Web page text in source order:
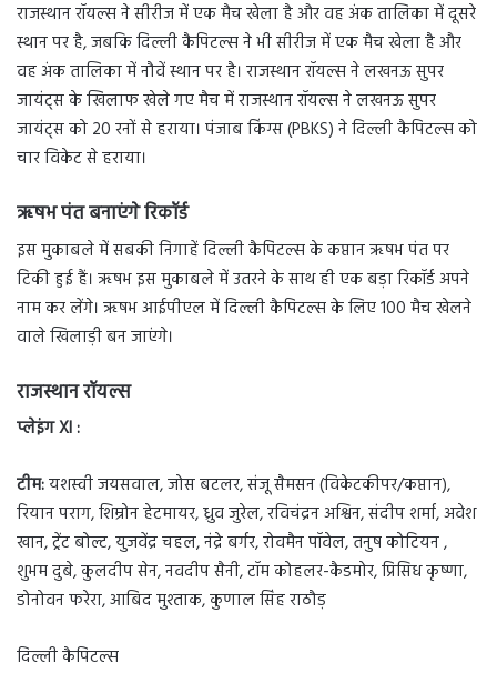
राजस्थान रॉयल्स ने सीरीज में एक मैच खेला है और वह अंक तालिका में दूसरे
स्थान पर है, जबकि दिल्ली कैपिटल्स ने भी सीरीज में एक मैच खेला है और
वह अंक तालिका में नौवें स्थान पर है। राजस्थान रॉयल्स ने लखनऊ सुपर
जायंट्स के खिलाफ खेले गए मैच में राजस्थान रॉयल्स ने लखनऊ सुपर
जायंट्स को 20 रनों से हराया। पंजाब किंग्स (PBKS) ने दिल्ली कैपिटल्स को
चार विकेट से हराया।
ऋषभ पंत बनाएंगे रिकॉर्ड
इस मुकाबले में सबकी निगाहें दिल्ली कैपिटल्स के कप्तान ऋषभ पंत पर
टिकी हुई हैं। ऋषभ इस मुकाबले में उतरने के साथ ही एक बड़ा रिकॉर्ड अपने
नाम कर लेंगे। ऋषभ आईपीएल में दिल्ली कैपिटल्स के लिए 100 मैच खेलने
वाले खिलाड़ी बन जाएंगे।
राजस्थान रॉयल्स
प्लेइंग XI :
टीम:यशस्वी जयसवाल, जोस बटलर, संजू सैमसन (विकेटकीपर/कप्तान),
रियान पराग, शिम्रोन हेटमायर, ध्रुव जुरेल, रविचंद्रन अश्विन, संदीप शर्मा, अवेश
खान, ट्रेंट बोल्ट, युजवेंद्र चहल, नंद्रे बर्गर, रोवमैन पॉवेल, तनुष कोटियन ,
शुभम दुबे, कुलदीप सेन, नवदीप सैनी, टॉम कोहलर-कैडमोर, प्रिसिध कृष्णा,
डोनोवन फरेरा, आबिद मुश्ताक, कुणाल सिंह राठौड़
दिल्ली कैपिटल्स